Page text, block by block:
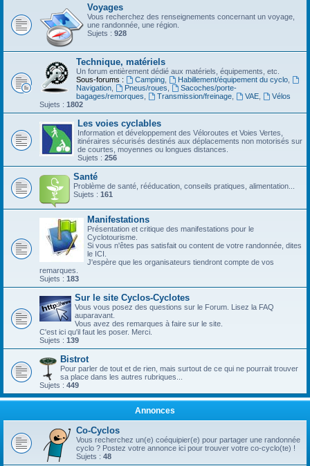
Voyages
Vous recherchez des renseignements concernant un voyage,
une randonnée, une région.
Sujets : 928
Technique, matériels
Un forum entièrement dédié aux matériels, équipements, etc.
Sous-forums :
Camping, Habillement/équipement du cyclo,
Navigation
Pneus/roues
Sacoches/porte-
bagages/remorques
Transmission/freinage, VAE,
Vélos
Sujets : 1802
Les voies cyclables
Information et développement des Véloroutes et Voies Vertes,
itinéraires sécurisés destinés aux déplacements non motorisés sur
de courtes, moyennes ou longues distances.
Sujets : 256
Santé
Problème de santé, rééducation, conseils pratiques, alimentation...
Sujets : 161
Manifestations
Présentation et critique des manifestations pour le
Cyclotourisme.
Si vous n'êtes pas satisfait ou content de votre randonnée, dites
le ICI.
J'espère que les organisateurs tiendront compte de vos
remarques.
Sujets : 183
Sur le site Cyclos-Cyclotes
Vous vous posez des questions sur le Forum. Lisez la FAQ
auparavant.
Vous avez des remarques à faire sur le site.
C'est ici qu'il faut les poser. Merci.
Sujets : 139
Bistrot
Pour parler de tout et de rien, mais surtout de ce qui ne pourrait trouver
sa place dans les autres rubriques...
Sujets : 449
Annonces
Co-Cyclos
Vous recherchez un(e) coéquipier(e) pour partager une randonnée
cyclo ? Postez votre annonce ici pour trouver votre co-cyclo(te) !
Sujets : 48